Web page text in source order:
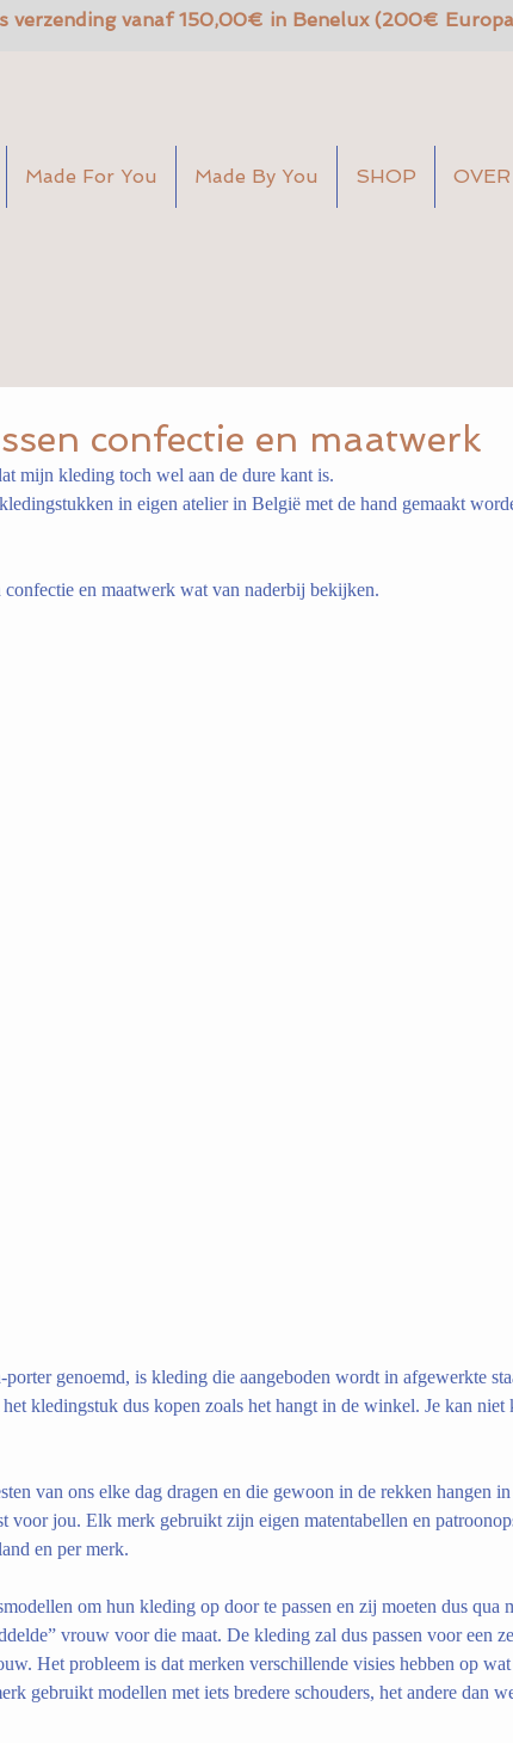
Made For You Made By You SHOP
verzending vanaf 150,00€ in Benelux (200€
confectie en maatwerk
mijn kleding toch wel aan de dure kant is.
in eigen atelier in België met de hand gemaakt
confectie en maatwerk wat van naderbij bekijken.
genoemd, is kleding die aangeboden wordt in afgewerkte
kledingstuk dus kopen zoals het hangt in de winkel. Je kan niet
van ons elke dag dragen en die gewoon in de rekken hangen
voor jou. Elk merk gebruikt zijn eigen matentabellen en
en per merk.
om hun kleding op door te passen en zij moeten dus qua
vrouw voor die maat. De kleding zal dus passen voor een
Het probleem is dat merken verschillende visies hebben op
gebruikt modellen met iets bredere schouders, het andere dan